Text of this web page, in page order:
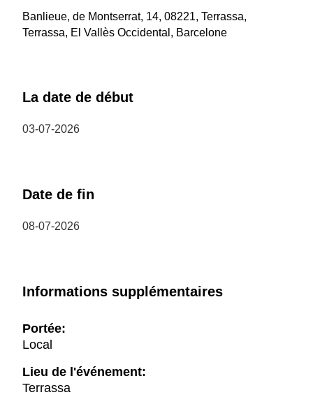
Banlieue, de Montserrat, 14, 08221, Terrassa,
Terrassa, El Vallès Occidental, Barcelone
La date de début
03-07-2026
Date de fin
08-07-2026
Informations supplémentaires
Portée:
Local
Lieu de l'événement:
Terrassa